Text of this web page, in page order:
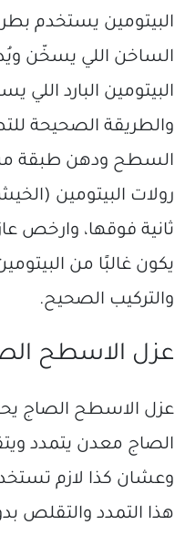
البيتومين يستخدم
الساخن اللي يسخّن
البيتومين البارد
والطريقة الصحيحة
السطح ودهن طبقة من
رولات البيتومين
ثانية فوقها، وارخص
يكون غالبًا من
والتركيب الصحيح.
عزل الاسطح
عزل الاسطح الصاج
الصاج معدن يتمدد
وعشان كذا لازم
هذا التمدد والتقلص